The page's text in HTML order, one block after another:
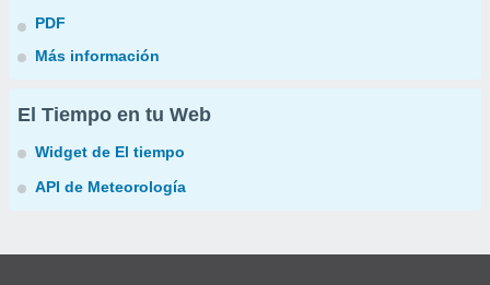
PDF
Más información
El Tiempo en tu Web
Widget de El tiempo
API de Meteorología